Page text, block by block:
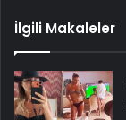
İlgili Makaleler